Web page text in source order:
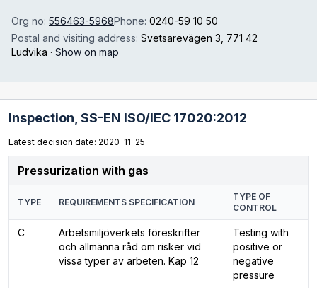
Org no: 556463-5968Phone: 0240-59 10 50
Postal and visiting address: Svetsarevägen 3 , 771 42
Ludvika · Show on map
Inspection, SS-EN ISO/IEC 17020:2012
Latest decision date: 2020-11-25
Pressurization with gas
TYPE REQUIREMENTS SPECIFICATION
TYPE OF
CONTROL
C
Arbetsmiljöverkets föreskrifter
och allmänna råd om risker vid
vissa typer av arbeten. Kap 12
Testing with
positive or
negative
pressure